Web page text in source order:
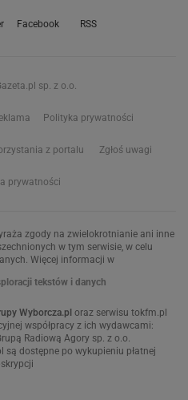
Facebook RSS
sp. z o.o.
Polityka prywatności
z portalu Zgłoś uwagi
prywatności
zgody na zwielokrotnianie ani inne
w tym serwisie, w celu
Więcej informacji w
tekstów i danych
Wyborcza.pl oraz serwisu tokfm.pl
współpracy z ich wydawcami:
Radiową Agory sp. z o.o.
są dostępne po wykupieniu płatnej